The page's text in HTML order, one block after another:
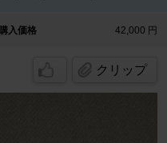
購入価格 42,000 円
クリップ